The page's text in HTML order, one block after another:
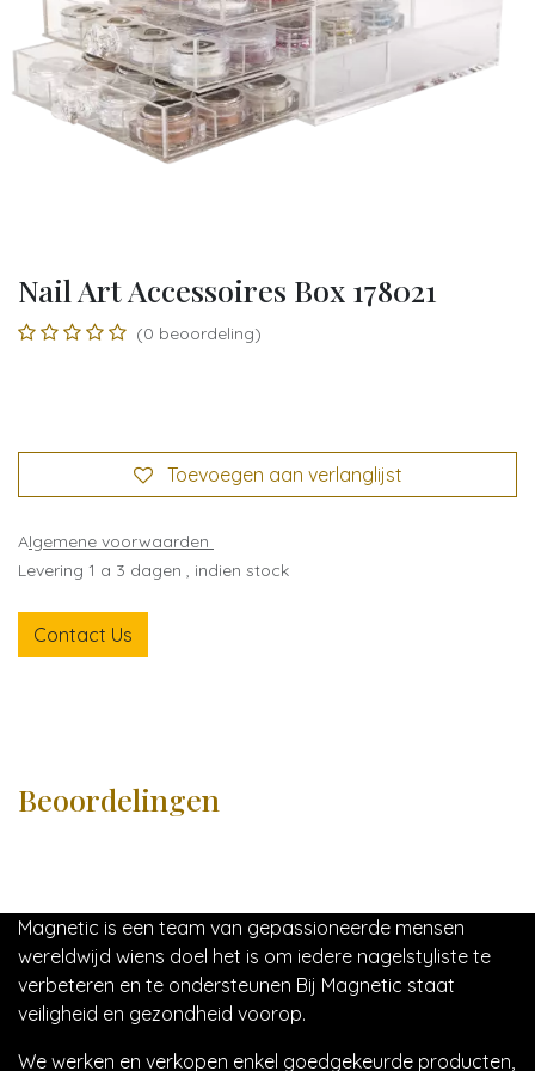
Nail Art Accessoires Box 178021
(0 beoordeling)
Toevoegen aan verlanglijst
Algemene voorwaarden
Levering 1 a 3 dagen , indien stock
Contact Us
Beoordelingen
Magnetic is een team van gepassioneerde mensen
wereldwijd wiens doel het is om iedere nagelstyliste te
verbeteren en te ondersteunen Bij Magnetic staat
veiligheid en gezondheid voorop.
We werken en verkopen enkel goedgekeurde producten,